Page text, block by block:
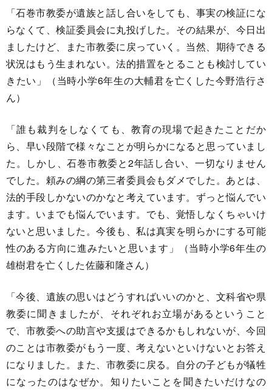
「石巻市教委が遺族と話し合いをしても、事実の検証にな
らなくて、検証委員会に丸投げした。その結果が、今日出
ましたけど、また市教委に戻っていく。当然、期待できる
状況はもう生まれない。法的措置をとることも検討してい
きたい」（当時小学6年生の大輔君を亡くした今野浩行さ
ん）
「誰も裁判をしなくても、教育の現場で起きたことだか
ら、早い段階で様々なことが明らかになると思っていまし
た。しかし、石巻市教委と2年話し合い、一切なりません
でした。頼みの綱の第三者委員会もダメでした。あとは、
法的手段しかないのかなと考えています。ずっと悩んでい
ます。いまでも悩んでいます。でも、覚悟しなくちゃいけ
ないと思いました。今後も、私は真実を明らかにする可能
性のある方向に進みたいと思います」（当時小学6年生の
雄樹君を亡くした佐藤和隆さん）
「今後、遺族の思いはどうすればいいのかと、文科省や県
教委に聞きましたが、それぞれお立場があるということ
で、市教委への助言や支援はできるかもしれないが、今回
のことは市教委がもう一度、考えないといけないとお答え
になりました。また、市教委に戻る。自分の子どもが犠牲
になったのはなぜか。知りたいことを聞きたいだけなの